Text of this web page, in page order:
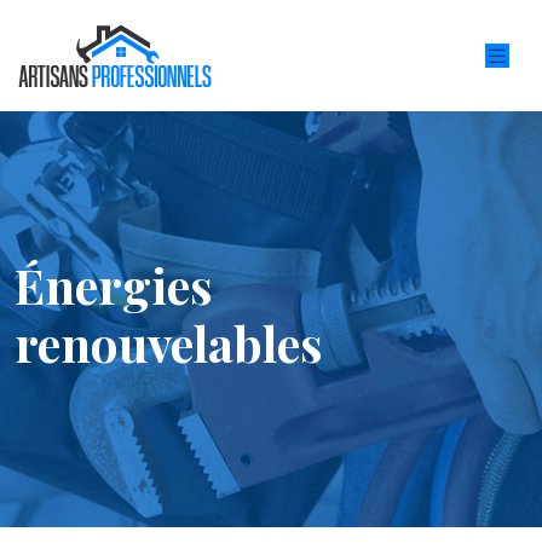
Énergies
renouvelables